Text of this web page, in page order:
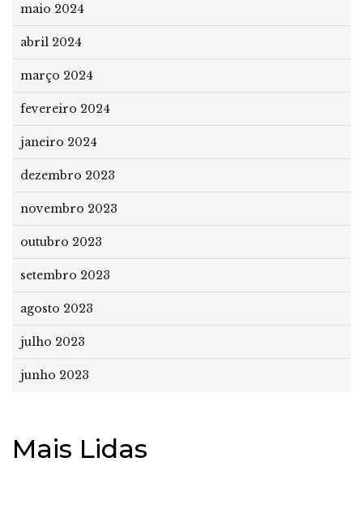
maio 2024
abril 2024
março 2024
fevereiro 2024
janeiro 2024
dezembro 2023
novembro 2023
outubro 2023
setembro 2023
agosto 2023
julho 2023
junho 2023
Mais Lidas